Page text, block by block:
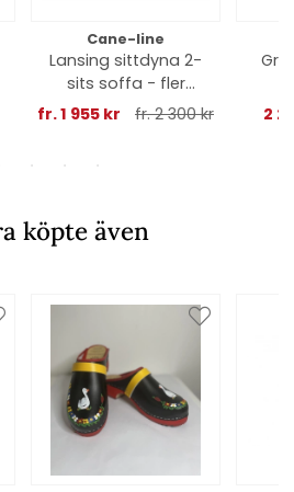
Cane-line
Lansing sittdyna 2-
sits soffa - fler
färger
fr. 1 955 kr fr. 2 300 kr 2
köpte även